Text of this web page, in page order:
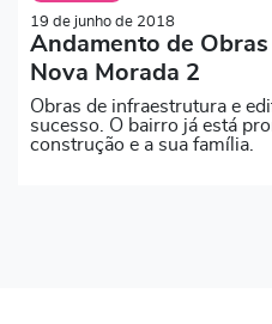
19 de junho de 2018
Andamento de Obras
Nova Morada 2
Obras de infraestrutura e
sucesso. O bairro já está
construção e a sua família.